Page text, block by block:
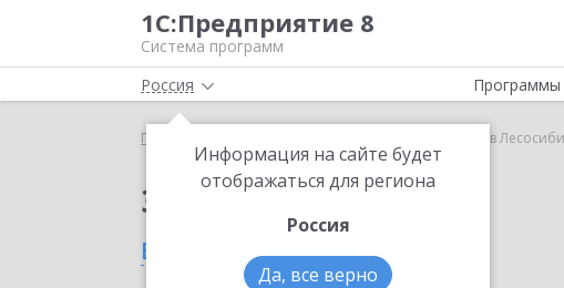
1С:Предприятие 8
Система программ
Россия
Информация на сайте будет
отображаться для региона
Россия
Да, все верно
Программы
Главная ИТС ПРОФ в
Заказать ИТС ПРОФ
в Лесосибирске